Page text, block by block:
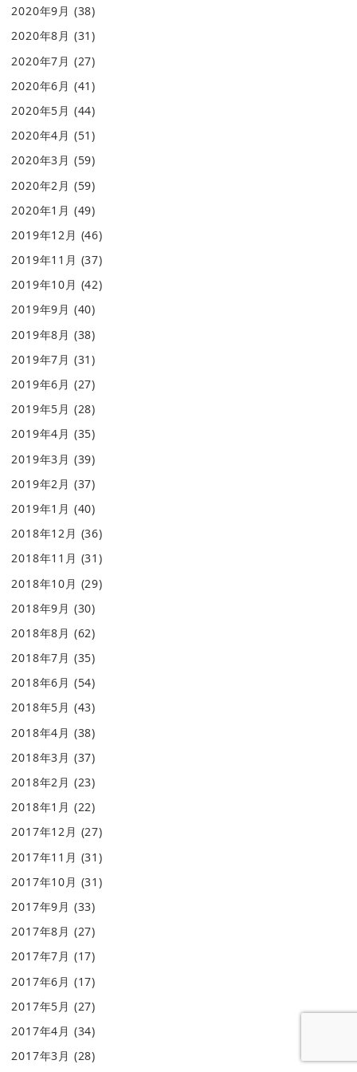
2020年9月 (38)
2020年8月 (31)
2020年7月 (27)
2020年6月 (41)
2020年5月 (44)
2020年4月 (51)
2020年3月 (59)
2020年2月 (59)
2020年1月 (49)
2019年12月 (46)
2019年11月 (37)
2019年10月 (42)
2019年9月 (40)
2019年8月 (38)
2019年7月 (31)
2019年6月 (27)
2019年5月 (28)
2019年4月 (35)
2019年3月 (39)
2019年2月 (37)
2019年1月 (40)
2018年12月 (36)
2018年11月 (31)
2018年10月 (29)
2018年9月 (30)
2018年8月 (62)
2018年7月 (35)
2018年6月 (54)
2018年5月 (43)
2018年4月 (38)
2018年3月 (37)
2018年2月 (23)
2018年1月 (22)
2017年12月 (27)
2017年11月 (31)
2017年10月 (31)
2017年9月 (33)
2017年8月 (27)
2017年7月 (17)
2017年6月 (17)
2017年5月 (27)
2017年4月 (34)
2017年3月 (28)